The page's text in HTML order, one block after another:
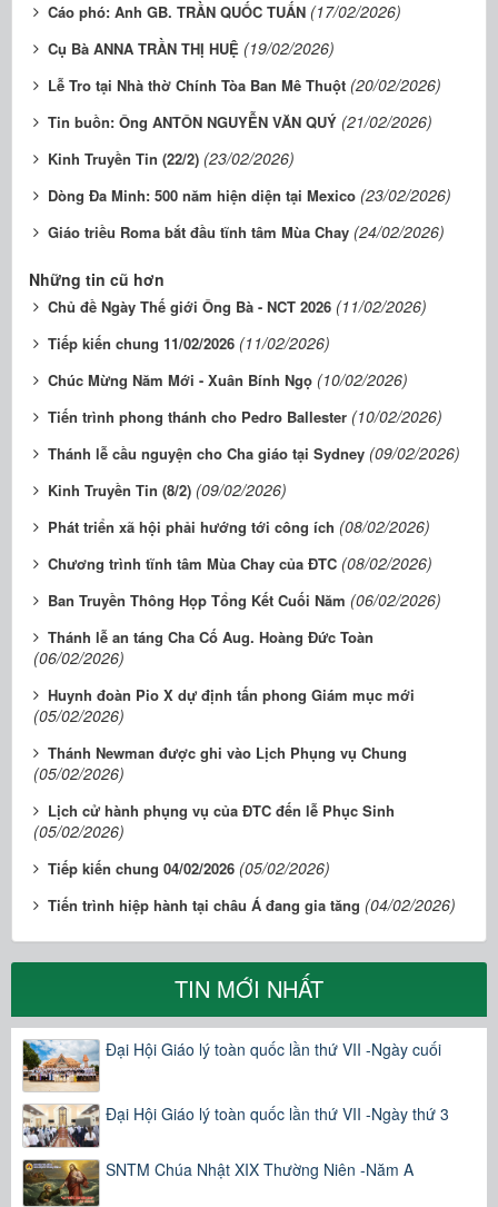
Cáo phó: Anh GB. TRẦN QUỐC TUẤN (17/02/2026)
Cụ Bà ANNA TRẦN THỊ HUỆ (19/02/2026)
Lễ Tro tại Nhà thờ Chính Tòa Ban Mê Thuột (20/02/2026)
Tin buồn: Ông ANTÔN NGUYỄN VĂN QUÝ (21/02/2026)
Kinh Truyền Tin (22/2) (23/02/2026)
Dòng Đa Minh: 500 năm hiện diện tại Mexico (23/02/2026)
Giáo triều Roma bắt đầu tĩnh tâm Mùa Chay (24/02/2026)
Những tin cũ hơn
Chủ đề Ngày Thế giới Ông Bà - NCT 2026 (11/02/2026)
Tiếp kiến chung 11/02/2026 (11/02/2026)
Chúc Mừng Năm Mới - Xuân Bính Ngọ (10/02/2026)
Tiến trình phong thánh cho Pedro Ballester (10/02/2026)
Thánh lễ cầu nguyện cho Cha giáo tại Sydney (09/02/2026)
Kinh Truyền Tin (8/2) (09/02/2026)
Phát triển xã hội phải hướng tới công ích (08/02/2026)
Chương trình tĩnh tâm Mùa Chay của ĐTC (08/02/2026)
Ban Truyền Thông Họp Tổng Kết Cuối Năm (06/02/2026)
Thánh lễ an táng Cha Cố Aug. Hoàng Đức Toàn
(06/02/2026)
Huynh đoàn Pio X dự định tấn phong Giám mục mới
(05/02/2026)
Thánh Newman được ghi vào Lịch Phụng vụ Chung
(05/02/2026)
Lịch cử hành phụng vụ của ĐTC đến lễ Phục Sinh
(05/02/2026)
Tiếp kiến chung 04/02/2026 (05/02/2026)
Tiến trình hiệp hành tại châu Á đang gia tăng (04/02/2026)
TIN MỚI NHẤT
Đại Hội Giáo lý toàn quốc lần thứ VII -Ngày cuối
Đại Hội Giáo lý toàn quốc lần thứ VII -Ngày thứ 3
SNTM Chúa Nhật XIX Thường Niên -Năm A